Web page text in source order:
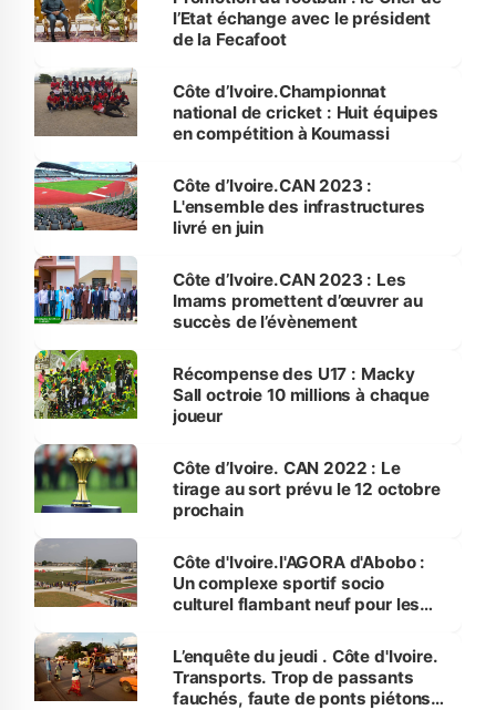
l’Etat échange avec le président
de la Fecafoot
Côte d’Ivoire.Championnat
national de cricket : Huit équipes
en compétition à Koumassi
Côte d’Ivoire.CAN 2023 :
L'ensemble des infrastructures
livré en juin
Côte d’Ivoire.CAN 2023 : Les
Imams promettent d’œuvrer au
succès de l’évènement
Récompense des U17 : Macky
Sall octroie 10 millions à chaque
joueur
Côte d’Ivoire. CAN 2022 : Le
tirage au sort prévu le 12 octobre
prochain
Côte d'Ivoire.l'AGORA d'Abobo :
Un complexe sportif socio
culturel flambant neuf pour les
L’enquête du jeudi . Côte d'Ivoire.
Transports. Trop de passants
fauchés, faute de ponts piétons à